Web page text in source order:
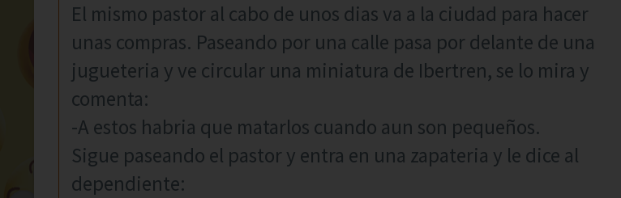
El mismo pastor al cabo de unos dias va a la ciudad para hacer
unas compras. Paseando por una calle pasa por delante de una
jugueteria y ve circular una miniatura de Ibertren, se lo mira y
comenta:
-A estos habria que matarlos cuando aun son pequeños.
Sigue paseando el pastor y entra en una zapateria y le dice al
dependiente: